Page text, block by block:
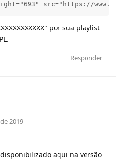
src="https://
por sua playlist
Responder
2019
aqui na versão